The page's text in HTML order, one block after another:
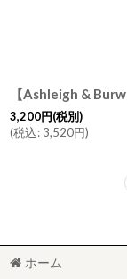
3,200円(税別)
(税込: 3,520円)
ホーム